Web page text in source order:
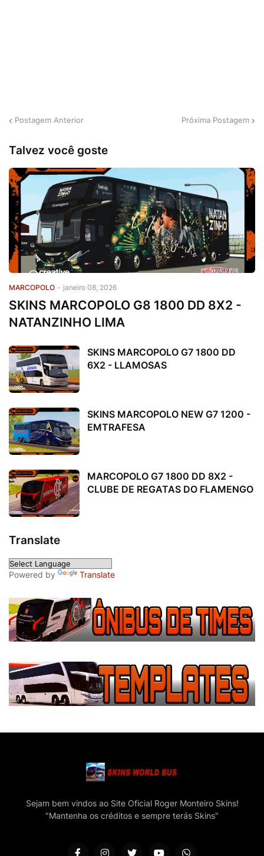
Postagem Anterior Próxima Postagem
Talvez você goste
MARCOPOLO - janeiro 08, 2026
SKINS MARCOPOLO G8 1800 DD 8X2 -
NATANZINHO LIMA
SKINS MARCOPOLO G7 1800 DD
6X2 - LLAMOSAS
SKINS MARCOPOLO NEW G7 1200 -
EMTRAFESA
MARCOPOLO G7 1800 DD 8X2 -
CLUBE DE REGATAS DO FLAMENGO
Translate
Powered by Translate
Sejam bem vindos ao Site Oficial Roger Monteiro Skins!
"Mantenha os créditos e sempre terás Skins"